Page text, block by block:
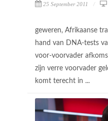
25 September 2011
geweren, Afrikaanse
hand van DNA-tests
voor-voorvader
zijn verre voorvader
komt terecht in ...